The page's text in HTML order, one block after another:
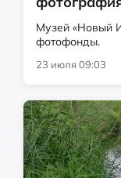
Музей «Новый
фотофонды.
23 июля 09:03